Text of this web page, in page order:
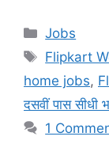
Categories
Jobs
Tags
Flipkart
home jobs,
दसवीं पास सीधी
1